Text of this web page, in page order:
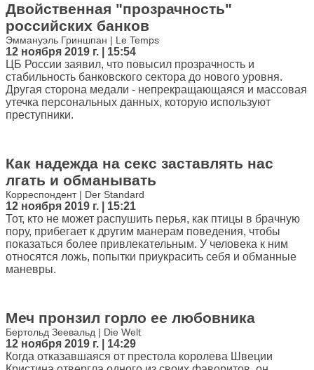
Двойственная "прозрачность"
российских банков
Эммануэль Гриншпан | Le Temps
12 ноября 2019 г. | 15:54
ЦБ России заявил, что повысил прозрачность и
стабильность банковского сектора до нового уровня.
Другая сторона медали - непрекращающаяся и массовая
утечка персональных данных, которую используют
преступники.
Как надежда на секс заставлять нас
лгать и обманывать
Корреспондент | Der Standard
12 ноября 2019 г. | 15:21
Тот, кто не может распушить перья, как птицы в брачную
пору, прибегает к другим манерам поведения, чтобы
показаться более привлекательным. У человека к ним
относятся ложь, попытки приукрасить себя и обманные
маневры.
Меч пронзил горло ее любовника
Бертольд Зеевальд | Die Welt
12 ноября 2019 г. | 14:29
Когда отказавшаяся от престола королева Швеции